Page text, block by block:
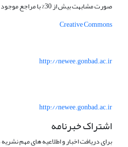
صورت مشابهت بیش از 30% با مراجع موجود قبلی، مقاله رد خواهد شد.
Creative Commons
http://newee.gonbad.ac.ir
http://newee.gonbad.ac.ir
اشتراک خبرنامه
برای دریافت اخبار و اطلاعیه های مهم